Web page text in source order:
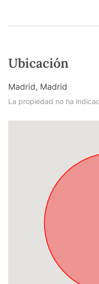
Ubicación
Madrid, Madrid
La propiedad no ha